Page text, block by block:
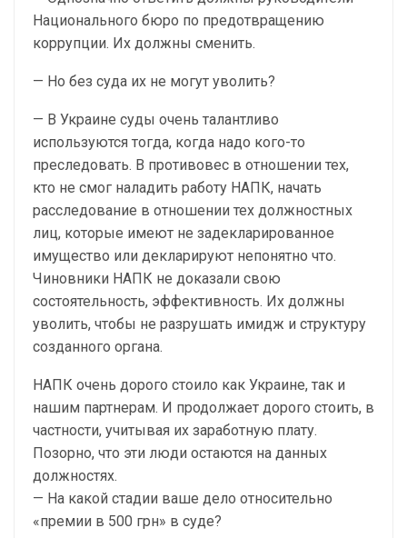
Национального бюро по предотвращению
коррупции. Их должны сменить.
— Но без суда их не могут уволить?
— В Украине суды очень талантливо
используются тогда, когда надо кого-то
преследовать. В противовес в отношении тех,
кто не смог наладить работу НАПК, начать
расследование в отношении тех должностных
лиц, которые имеют не задекларированное
имущество или декларируют непонятно что.
Чиновники НАПК не доказали свою
состоятельность, эффективность. Их должны
уволить, чтобы не разрушать имидж и структуру
созданного органа.
НАПК очень дорого стоило как Украине, так и
нашим партнерам. И продолжает дорого стоить, в
частности, учитывая их заработную плату.
Позорно, что эти люди остаются на данных
должностях.
— На какой стадии ваше дело относительно
«премии в 500 грн» в суде?